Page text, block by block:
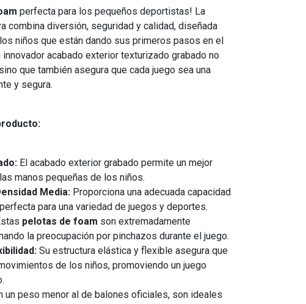
perfecta para los pequeños deportistas! La
combina diversión, seguridad y calidad, diseñada
niños que están dando sus primeros pasos en el
acabado exterior texturizado grabado no
que también asegura que cada juego sea una
y segura.
El acabado exterior grabado permite un mejor
manos pequeñas de los niños.
Media: Proporciona una adecuada capacidad
para una variedad de juegos y deportes.
pelotas de foam son extremadamente
la preocupación por pinchazos durante el juego.
Su estructura elástica y flexible asegura que
de los niños, promoviendo un juego
un peso menor al de balones oficiales, son ideales